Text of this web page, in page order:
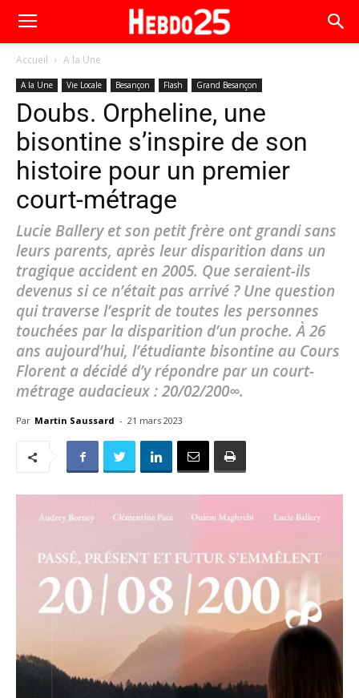
Accueil A la Une
A la Une Vie Locale Besançon Flash Grand Besançon
Doubs. Orpheline, une
bisontine s’inspire de son
histoire pour un premier
court-métrage
Lucie Ballery et son petit frère ont grandi sans
leurs parents, après leur disparition dans un
tragique accident en 2005. Que seraient-ils
devenus si ce n’était pas arrivé ? Une question
qui traverse l’esprit de toutes les personnes
touchées par la disparition d’un proche. À 26
ans aujourd’hui, l’étudiante bisontine au Cours
Florent a décidé d’y répondre par un court-
métrage audacieux : 20/02/200∞.
Par Martin Saussard - 21 mars 2023